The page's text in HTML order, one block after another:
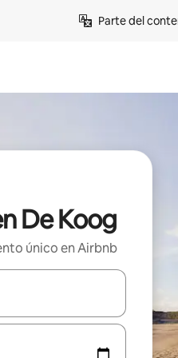
Parte del
De Koog
único en Airbnb
podrás navegar